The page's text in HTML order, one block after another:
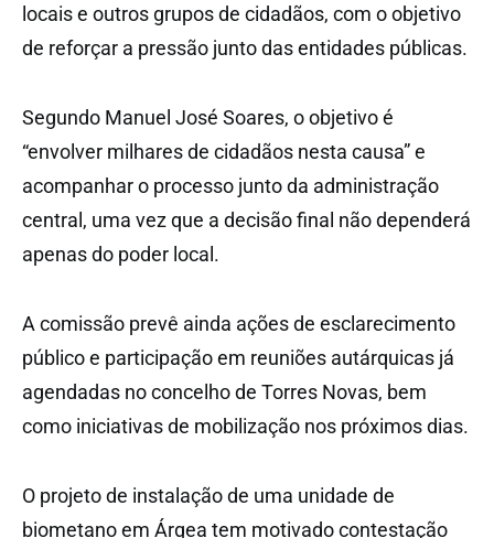
locais e outros grupos de cidadãos, com o objetivo
de reforçar a pressão junto das entidades públicas.
Segundo Manuel José Soares, o objetivo é
“envolver milhares de cidadãos nesta causa” e
acompanhar o processo junto da administração
central, uma vez que a decisão final não dependerá
apenas do poder local.
A comissão prevê ainda ações de esclarecimento
público e participação em reuniões autárquicas já
agendadas no concelho de Torres Novas, bem
como iniciativas de mobilização nos próximos dias.
O projeto de instalação de uma unidade de
biometano em Árgea tem motivado contestação